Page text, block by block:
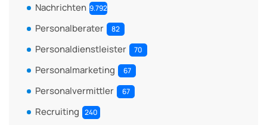
Nachrichten 9.792
Personalberater 82
Personaldienstleister 70
Personalmarketing 67
Personalvermittler 67
Recruiting 240